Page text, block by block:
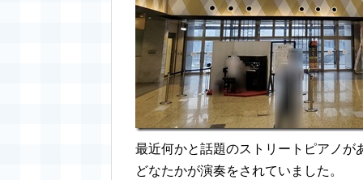
最近何かと話題のストリートピアノが
どなたかが演奏をされていました。